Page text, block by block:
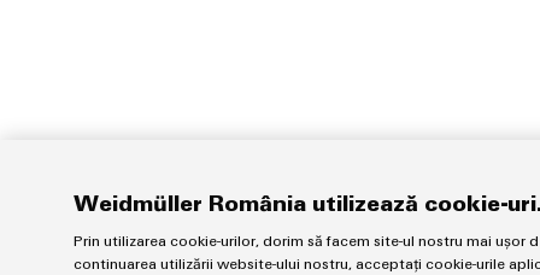
Weidmüller România utilizează cookie-
Prin utilizarea cookie-urilor, dorim să facem site-ul nostru mai ușor
continuarea utilizării website-ului nostru, acceptați cookie-urile